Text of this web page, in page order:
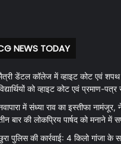
NEWS TODAY
डेंटल कॉलेज में व्हाइट कोट एवं शपथ
को व्हाइट कोट एवं प्रमाण-
में संध्या राव का इस्तीफा नामंजूर,
बार की लोकप्रिय पार्षद को मनाने
पुलिस की कार्रवाई: 4 किलो गांजा के